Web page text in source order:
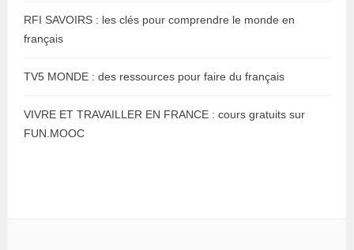
RFI SAVOIRS : les clés pour comprendre le monde en
français
TV5 MONDE : des ressources pour faire du français
VIVRE ET TRAVAILLER EN FRANCE : cours gratuits sur
FUN.MOOC